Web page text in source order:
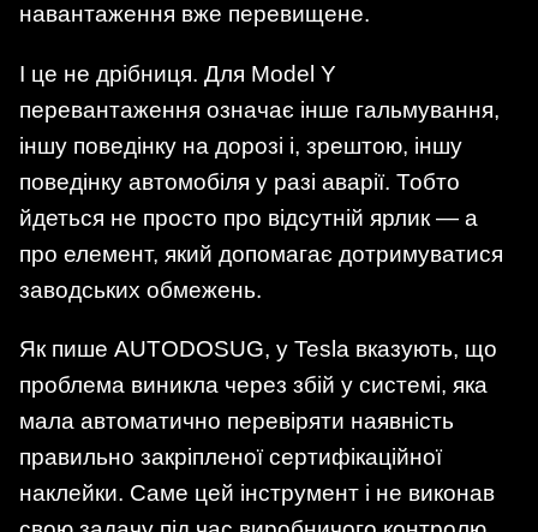
навантаження вже перевищене.
І це не дрібниця. Для Model Y
перевантаження означає інше гальмування,
іншу поведінку на дорозі і, зрештою, іншу
поведінку автомобіля у разі аварії. Тобто
йдеться не просто про відсутній ярлик — а
про елемент, який допомагає дотримуватися
заводських обмежень.
Як пише AUTODOSUG, у Tesla вказують, що
проблема виникла через збій у системі, яка
мала автоматично перевіряти наявність
правильно закріпленої сертифікаційної
наклейки. Саме цей інструмент і не виконав